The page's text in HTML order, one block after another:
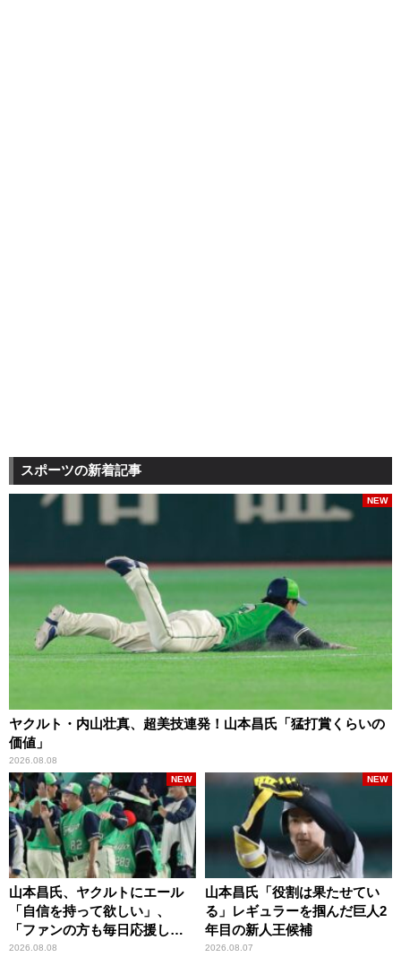
スポーツの新着記事
ヤクルト・内山壮真、超美技連発！山本昌氏「猛打賞くらいの
価値」
2026.08.08
NEW
山本昌氏、ヤクルトにエール
「自信を持って欲しい」、
「ファンの方も毎日応援して
くれています」
2026.08.08
NEW
山本昌氏「役割は果たせてい
る」レギュラーを掴んだ巨人2
年目の新人王候補
2026.08.07
NEW